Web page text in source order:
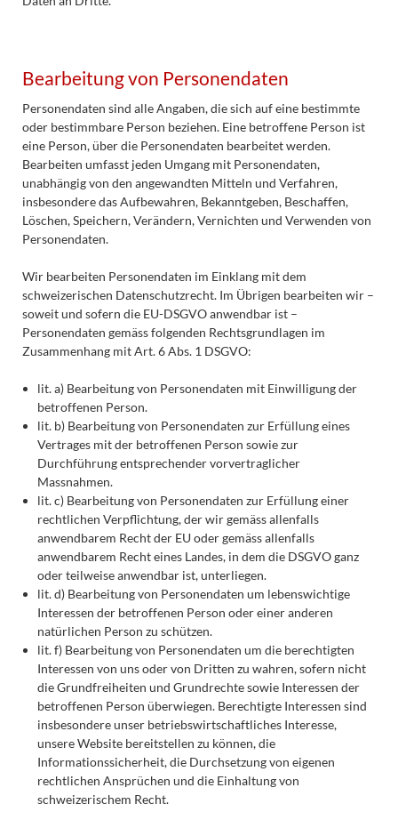
Bearbeitung von Personendaten
Personendaten sind alle Angaben, die sich auf eine bestimmte
oder bestimmbare Person beziehen. Eine betroffene Person ist
eine Person, über die Personendaten bearbeitet werden.
Bearbeiten umfasst jeden Umgang mit Personendaten,
unabhängig von den angewandten Mitteln und Verfahren,
insbesondere das Aufbewahren, Bekanntgeben, Beschaffen,
Löschen, Speichern, Verändern, Vernichten und Verwenden von
Personendaten.
Wir bearbeiten Personendaten im Einklang mit dem
schweizerischen Datenschutzrecht. Im Übrigen bearbeiten wir –
soweit und sofern die EU-DSGVO anwendbar ist –
Personendaten gemäss folgenden Rechtsgrundlagen im
Zusammenhang mit Art. 6 Abs. 1 DSGVO:
lit. a) Bearbeitung von Personendaten mit Einwilligung der
betroffenen Person.
lit. b) Bearbeitung von Personendaten zur Erfüllung eines
Vertrages mit der betroffenen Person sowie zur
Durchführung entsprechender vorvertraglicher
Massnahmen.
lit. c) Bearbeitung von Personendaten zur Erfüllung einer
rechtlichen Verpflichtung, der wir gemäss allenfalls
anwendbarem Recht der EU oder gemäss allenfalls
anwendbarem Recht eines Landes, in dem die DSGVOganz
oder teilweise anwendbar ist, unterliegen.
lit. d) Bearbeitung von Personendaten um lebenswichtige
Interessen der betroffenen Person oder einer anderen
natürlichen Person zu schützen.
lit. f) Bearbeitung von Personendaten um die berechtigten
Interessen von uns oder von Dritten zu wahren, sofern nicht
die Grundfreiheiten und Grundrechte sowie Interessen der
betroffenen Person überwiegen. Berechtigte Interessen sind
insbesondere unser betriebswirtschaftliches Interesse,
unsere Website bereitstellen zu können, die
Informationssicherheit, die Durchsetzung von eigenen
rechtlichen Ansprüchen und die Einhaltung von
schweizerischem Recht.